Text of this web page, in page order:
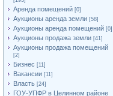
Аренда помещений [0]
Аукционы аренда земли [58]
Аукционы аренда помещений [0]
Аукционы продажа земли [41]
Аукционы продажа помещений
[2]
Бизнес [11]
Вакансии [11]
Власть [24]
ГОУ-УПФР в Целинном районе